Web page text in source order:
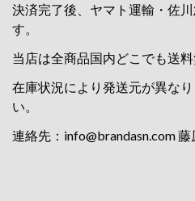
決済完了後、ヤマト運輸・佐
す。
当店は全商品国内どこでも送
在庫状況により発送元が異な
い。
連絡先： info@brandasn.com藤